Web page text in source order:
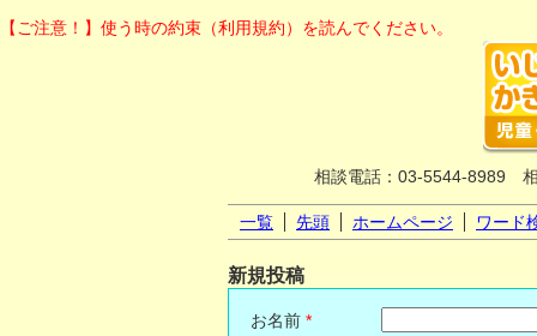
【ご注意！】使う時の約束（利用規約）を読んでください。
相談電話：03-5544-8989
一覧 先頭 ホームページ ワード
新規投稿
お名前 *